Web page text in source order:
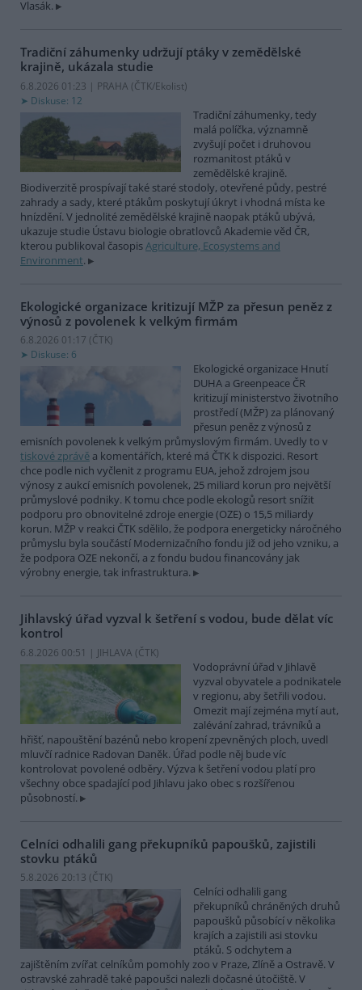
Vlasák.
Tradiční záhumenky udržují ptáky v zemědělské
krajině, ukázala studie
6.8.2026 01:23 | PRAHA (ČTK/Ekolist)
Diskuse: 12
Tradiční záhumenky, tedy
malá políčka, významně
zvyšují počet i druhovou
rozmanitost ptáků v
zemědělské krajině.
Biodiverzitě prospívají také staré stodoly, otevřené půdy, pestré
zahrady a sady, které ptákům poskytují úkryt i vhodná místa ke
hnízdění. V jednolité zemědělské krajině naopak ptáků ubývá,
ukazuje studie Ústavu biologie obratlovců Akademie věd ČR,
kterou publikoval časopisAgriculture, Ecosystems and
Environment.
Ekologické organizace kritizují MŽP za přesun peněz z
výnosů z povolenek k velkým firmám
6.8.2026 01:17 (ČTK)
Diskuse: 6
Ekologické organizace Hnutí
DUHA a Greenpeace ČR
kritizují ministerstvo životního
prostředí (MŽP) za plánovaný
přesun peněz z výnosů z
emisních povolenek k velkým průmyslovým firmám. Uvedly to v
tiskové zprávě a komentářích, které má ČTK k dispozici. Resort
chce podle nich vyčlenit z programu EUA, jehož zdrojem jsou
výnosy z aukcí emisních povolenek, 25 miliard korun pro největší
průmyslové podniky. K tomu chce podle ekologů resort snížit
podporu pro obnovitelné zdroje energie (OZE) o 15,5 miliardy
korun. MŽP v reakci ČTK sdělilo, že podpora energeticky náročného
průmyslu byla součástí Modernizačního fondu již od jeho vzniku, a
že podpora OZE nekončí, a z fondu budou financovány jak
výrobny energie, tak infrastruktura.
Jihlavský úřad vyzval k šetření s vodou, bude dělat víc
kontrol
6.8.2026 00:51 | JIHLAVA (ČTK)
Vodoprávní úřad v Jihlavě
vyzval obyvatele a podnikatele
v regionu, aby šetřili vodou.
Omezit mají zejména mytí aut,
zalévání zahrad, trávníků a
hřišť, napouštění bazénů nebo kropení zpevněných ploch, uvedl
mluvčí radnice Radovan Daněk. Úřad podle něj bude víc
kontrolovat povolené odběry. Výzva k šetření vodou platí pro
všechny obce spadající pod Jihlavu jako obec s rozšířenou
působností.
Celníci odhalili gang překupníků papoušků, zajistili
stovku ptáků
5.8.2026 20:13 (ČTK)
Celníci odhalili gang
překupníků chráněných druhů
papoušků působící v několika
krajích a zajistili asi stovku
ptáků. S odchytem a
zajištěním zvířat celníkům pomohly zoo v Praze, Zlíně a Ostravě. V
ostravské zahradě také papoušci nalezli dočasné útočiště. V